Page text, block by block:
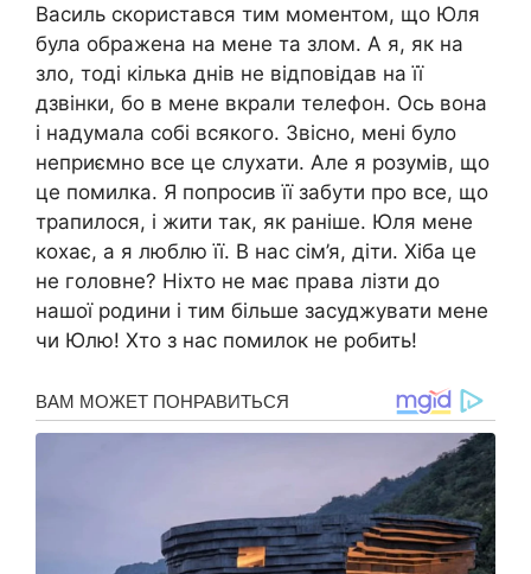
Василь скористався тим моментом, що Юля
була ображена на мене та злом. А я, як на
зло, тоді кілька днів не відповідав на її
дзвінки, бо в мене вкрали телефон. Ось вона
і надумала собі всякого. Звісно, мені було
неприємно все це слухати. Але я розумів, що
це помилка. Я попросив її забути про все, що
трапилося, і жити так, як раніше. Юля мене
кохає, а я люблю її. В нас сім’я, діти. Хіба це
не головне? Ніхто не має права лізти до
нашої родини і тим більше засуджувати мене
чи Юлю! Хто з нас помилок не робить!